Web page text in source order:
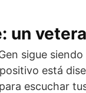
un
sigue
está
para escuchar